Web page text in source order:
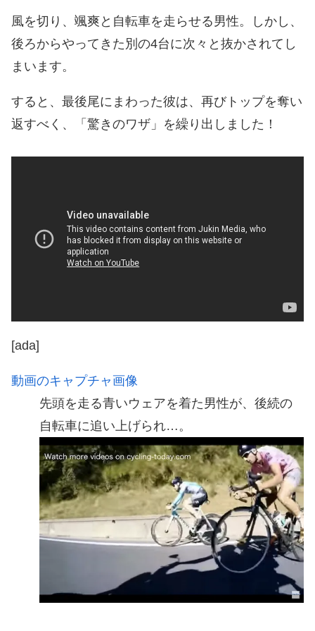
風を切り、颯爽と自転車を走らせる男性。しかし、
後ろからやってきた別の4台に次々と抜かされてし
まいます。
すると、最後尾にまわった彼は、再びトップを奪い
返すべく、「驚きのワザ」を繰り出しました！
[ada]
動画のキャプチャ画像
先頭を走る青いウェアを着た男性が、後続の
自転車に追い上げられ…。